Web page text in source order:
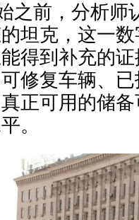
之前，分析
坦克，这一
得到补充的
修复车辆、
正可用的储
。